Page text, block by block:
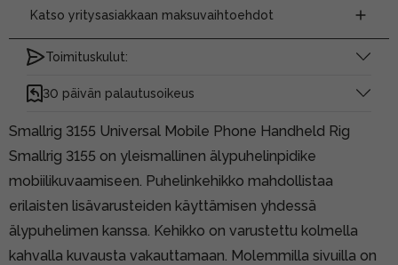
Katso yritysasiakkaan maksuvaihtoehdot
Toimituskulut:
30 päivän palautusoikeus
Smallrig 3155 Universal Mobile Phone Handheld Rig
Smallrig 3155 on yleismallinen älypuhelinpidike
mobiilikuvaamiseen. Puhelinkehikko mahdollistaa
erilaisten lisävarusteiden käyttämisen yhdessä
älypuhelimen kanssa. Kehikko on varustettu kolmella
kahvalla kuvausta vakauttamaan. Molemmilla sivuilla on